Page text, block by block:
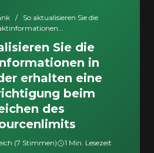
/
So aktualisieren Sie die
Sie die
in
erhalten eine
beim
des
(7 Stimmen) 1 Min. Lesezeit